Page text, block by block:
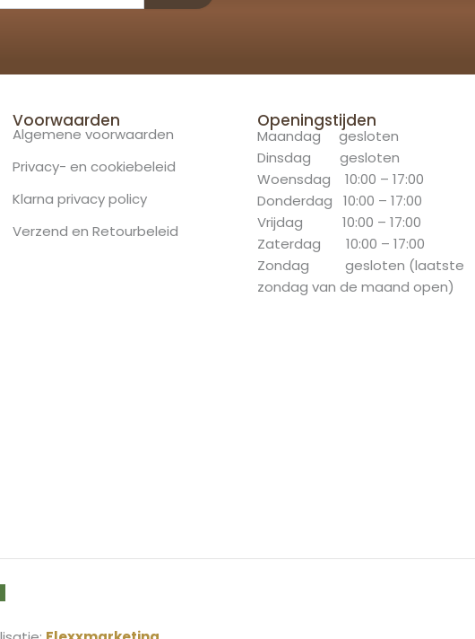
Voorwaarden
Algemene voorwaarden
Privacy- en cookiebeleid
Klarna privacy policy
Verzend en Retourbeleid
Openingstijden
Maandag gesloten
Dinsdag gesloten
Woensdag 10:00 – 17:00
Donderdag 10:00 – 17:00
Vrijdag 10:00 – 17:00
Zaterdag 10:00 – 17:00
Zondag gesloten (laatste
zondag van de maand open)